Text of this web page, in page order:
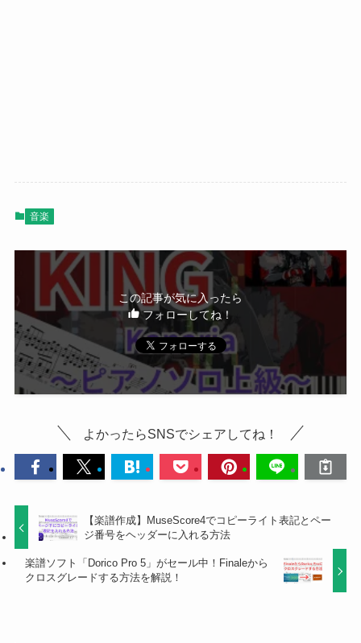
音楽
この記事が気に入ったら
フォローしてね！
よかったらSNSでシェアしてね！
【楽譜作成】MuseScore4でコピーライト表記とペー
ジ番号をヘッダーに入れる方法
楽譜ソフト「Dorico Pro 5」がセール中！Finaleから
クロスグレードする方法を解説！